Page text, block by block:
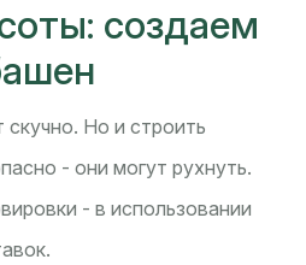
создаем
скучно. Но и строить
- они могут рухнуть.
- в использовании